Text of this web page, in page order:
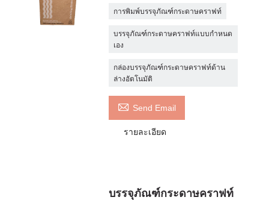
การพิมพ์บรรจุภัณฑ์กระดาษคราฟท์
บรรจุภัณฑ์กระดาษคราฟท์แบบกำหนด
เอง
กล่องบรรจุภัณฑ์กระดาษคราฟท์ด้าน
ล่างอัตโนมัติ
 Send Email
รายละเอียด
บรรจุภัณฑ์กระดาษคราฟท์